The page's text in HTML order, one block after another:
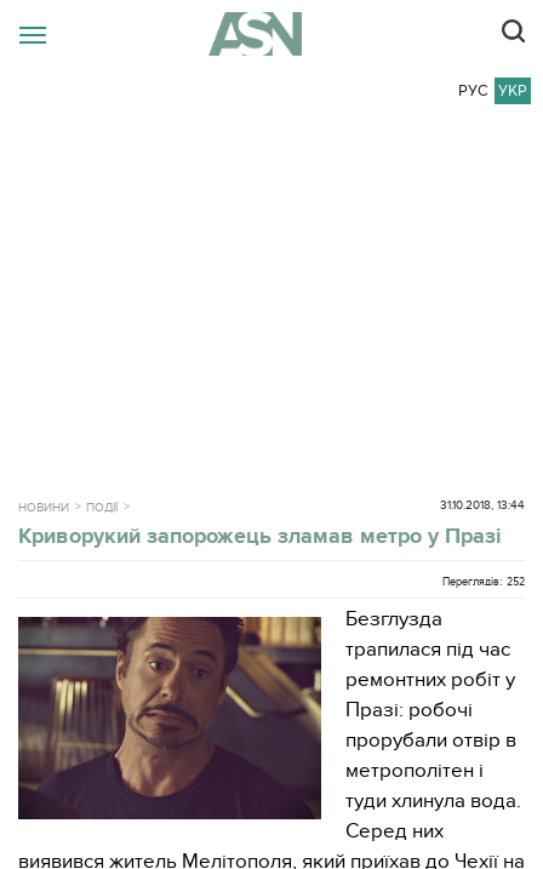
РУС УКР
НОВИНИ ПОДІЇ 31.10.2018, 13:44
Криворукий запорожець зламав метро у Празі
Переглядів: 252
Безглузда
трапилася під час
ремонтних робіт у
Празі: робочі
прорубали отвір в
метрополітен і
туди хлинула вода.
Серед них
виявився житель Мелітополя, який приїхав до Чехії на